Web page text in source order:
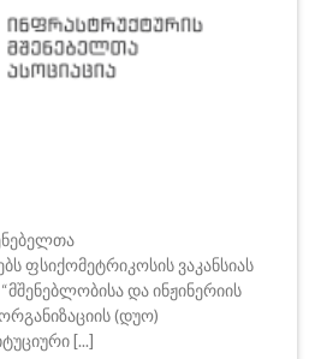
ფსიქომეტრიკოსის ვაკანსიას
და ინჟინერიის
(დუო)
[...]